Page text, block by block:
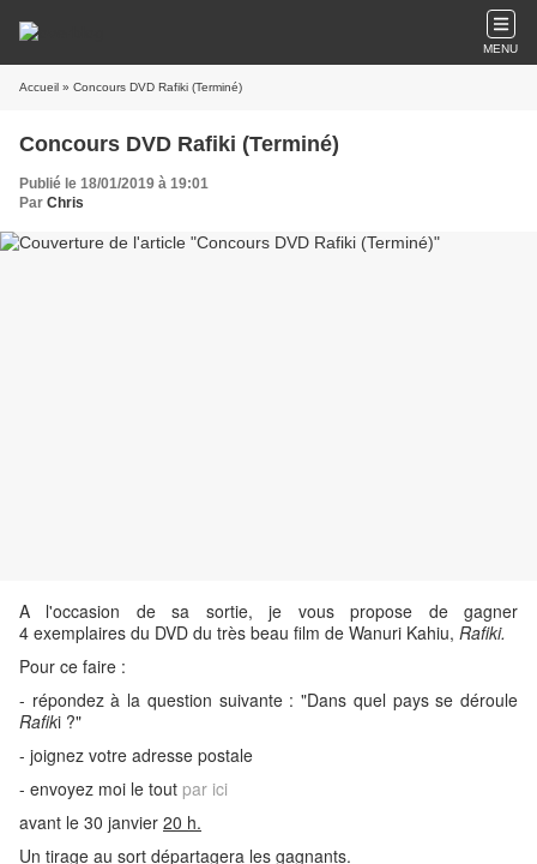
MENU
Accueil » Concours DVD Rafiki (Terminé)
Concours DVD Rafiki (Terminé)
Publié le 18/01/2019 à 19:01
Par Chris
A l'occasion de sa sortie, je vous propose de gagner
4 exemplaires du DVD du très beau film de Wanuri Kahiu, Rafiki.
Pour ce faire :
- répondez à la question suivante : "Dans quel pays se déroule
Rafiki ?"
- joignez votre adresse postale
- envoyez moi le tout par ici
avant le 30 janvier 20 h.
Un tirage au sort départagera les gagnants.